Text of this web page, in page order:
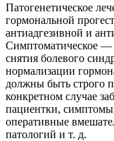
Патогенетическое
гормональной
антиадгезивной и
Симптоматическое
снятия болевого
нормализации
должны быть строго
конкретном случае
пациентки,
оперативные
патологий и т. д.